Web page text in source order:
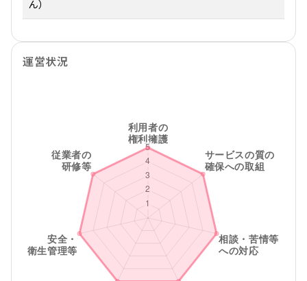
ん）
運営状況